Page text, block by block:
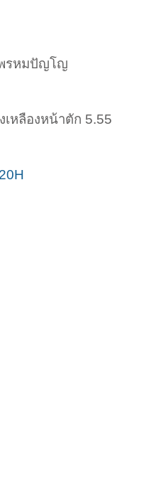
รหมปัญโญ
เหลืองหน้าตัก 5.55